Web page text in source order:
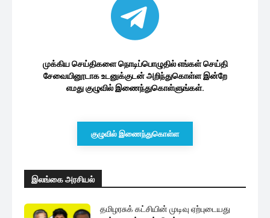
முக்கிய செய்திகளை நொடிப்பொழுதில் எங்கள் செய்தி
சேவையினூடாக உடனுக்குடன் அறிந்துகொள்ள இன்றே
எமது குழுவில் இணைந்துகொள்ளுங்கள்.
குழுவில் இணைந்துகொள்ள
இலங்கை அரசியல்
தமிழரசுக் கட்சியின் முடிவு ஏற்புடையது